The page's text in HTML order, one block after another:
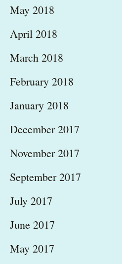
May 2018
April 2018
March 2018
February 2018
January 2018
December 2017
November 2017
September 2017
July 2017
June 2017
May 2017